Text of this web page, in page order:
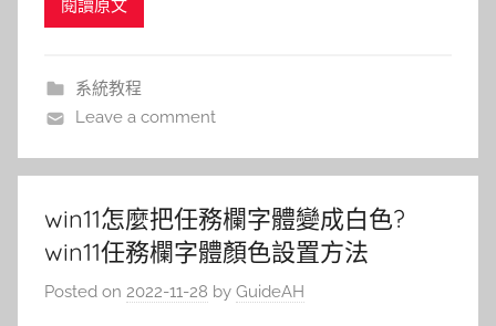
閱讀原文
系統教程
Leave a comment
win11怎麼把任務欄字體變成白色?
win11任務欄字體顏色設置方法
Posted on 2022-11-28 by GuideAH